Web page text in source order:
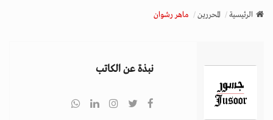
v
t
الرئيسية المحررين ماهر رشوان
نبذة عن الكاتب